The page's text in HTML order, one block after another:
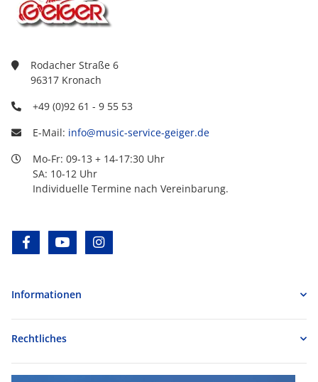
Rodacher Straße 6
96317 Kronach
+49 (0)92 61 - 9 55 53
E-Mail: info@music-service-geiger.de
Mo-Fr: 09-13 + 14-17:30 Uhr
SA: 10-12 Uhr
Individuelle Termine nach Vereinbarung.
facebookyoutube
Informationen
Rechtliches